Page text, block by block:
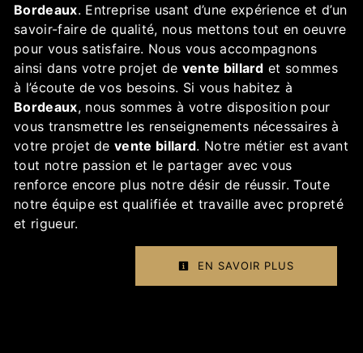
Bordeaux. Entreprise usant d’une expérience et d’un
savoir-faire de qualité, nous mettons tout en oeuvre
pour vous satisfaire. Nous vous accompagnons
ainsi dans votre projet de vente billard et sommes
à l’écoute de vos besoins. Si vous habitez à
Bordeaux, nous sommes à votre disposition pour
vous transmettre les renseignements nécessaires à
votre projet devente billard. Notre métier est avant
tout notre passion et le partager avec vous
renforce encore plus notre désir de réussir. Toute
notre équipe est qualifiée et travaille avec propreté
et rigueur.
EN SAVOIR PLUS